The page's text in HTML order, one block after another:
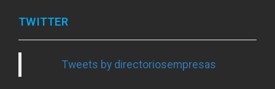
TWITTER
Tweets by directoriosempresas